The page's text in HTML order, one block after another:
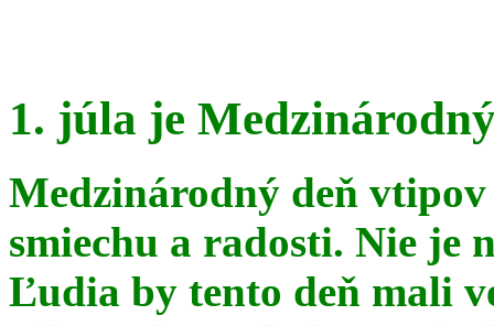
1. júla je
Medzinárodný deň
smiechu a radosti. Nie je
Ľudia by tento deň mali